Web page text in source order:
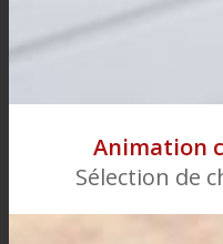
Animation
Sélection de